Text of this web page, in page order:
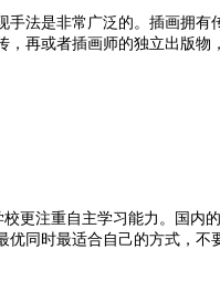
法是非常广泛的。插画拥
再或者插画师的独立出版
更注重自主学习能力。国内
同时最适合自己的方式，不